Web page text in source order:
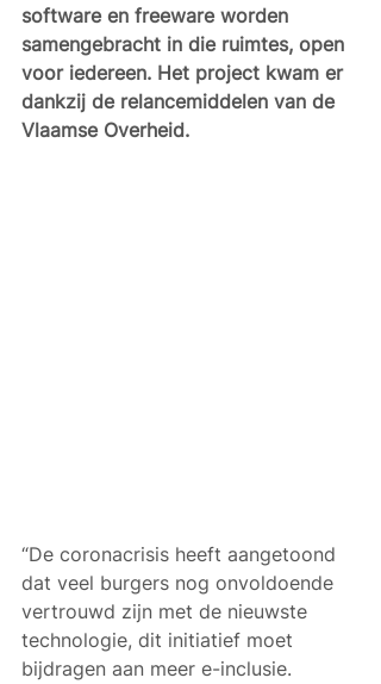
software en freeware worden
samengebracht in die ruimtes, open
voor iedereen. Het project kwam er
dankzij de relancemiddelen van de
Vlaamse Overheid.
“De coronacrisis heeft aangetoond
dat veel burgers nog onvoldoende
vertrouwd zijn met de nieuwste
technologie, dit initiatief moet
bijdragen aan meer e-inclusie.